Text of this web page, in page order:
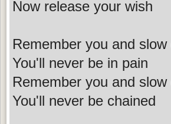
Now release your wish
Remember you and slow
You'll never be in pain
Remember you and slow
You'll never be chained